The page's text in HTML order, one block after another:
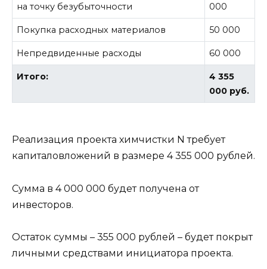
на точку безубыточности
000
Покупка расходных материалов 50 000
Непредвиденные расходы 60 000
Итого:
4 355
000 руб.
Реализация проекта химчистки N требует
капиталовложений в размере 4 355 000 рублей.
Сумма в 4 000 000 будет получена от
инвесторов.
Остаток суммы – 355 000 рублей – будет покрыт
личными средствами инициатора проекта.